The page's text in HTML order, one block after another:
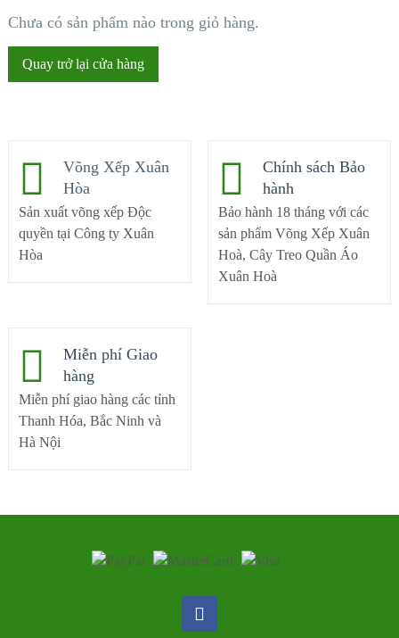
Chưa có sản phẩm nào trong giỏ hàng.
Quay trở lại cửa hàng
Võng Xếp Xuân
Hòa
Sản xuất võng xếp Độc
quyền tại Công ty Xuân
Hòa
Chính sách Bảo
hành
Bảo hành 18 tháng với các
sản phẩm Võng Xếp Xuân
Hoà, Cây Treo Quần Áo
Xuân Hoà
Miễn phí Giao
hàng
Miễn phí giao hàng các tỉnh
Thanh Hóa, Bắc Ninh và
Hà Nội